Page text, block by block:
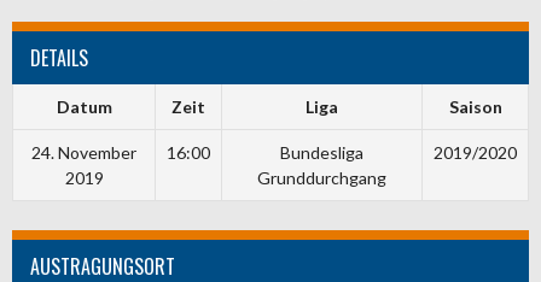
DETAILS
Datum Zeit Liga Saison
24. November
2019
16:00
Bundesliga
Grunddurchgang
2019/2020
AUSTRAGUNGSORT